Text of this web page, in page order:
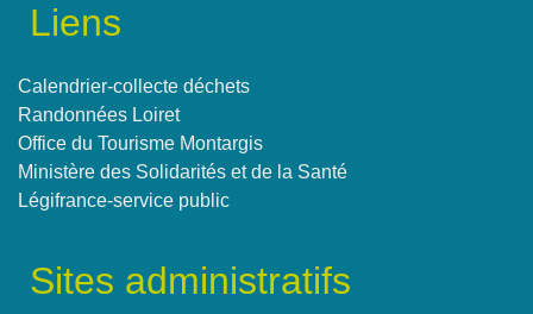
Liens
Calendrier-collecte déchets
Randonnées Loiret
Office du Tourisme Montargis
Ministère des Solidarités et de la Santé
Légifrance-service public
Sites administratifs